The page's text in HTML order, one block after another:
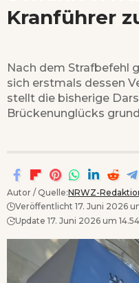
Kranführer
Nach dem Strafbefehl
sich erstmals dessen
stellt die bisherige
Brückenunglücks
Autor / Quelle:NRWZ-
Veröffentlicht 17. Juni 2026
Update 17. Juni 2026 um